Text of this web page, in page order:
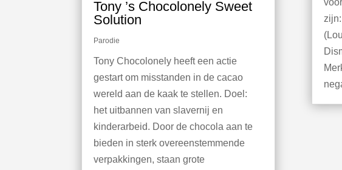
Tony ’s Chocolonely Sweet
Solution
Parodie
Tony Chocolonely heeft een actie
gestart om misstanden in de cacao
wereld aan de kaak te stellen. Doel:
het uitbannen van slavernij en
kinderarbeid. Door de chocola aan te
bieden in sterk overeenstemmende
verpakkingen, staan grote